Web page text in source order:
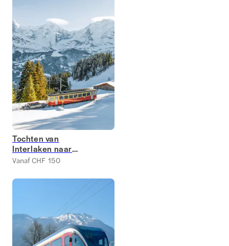
Tochten van
Interlaken naar
Jungfraujoch
Vanaf CHF 150